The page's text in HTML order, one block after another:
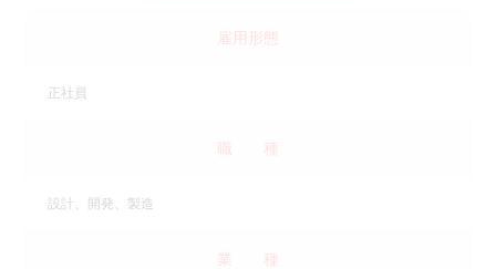
雇用形態
正社員
職 種
設計、開発、製造
業 種